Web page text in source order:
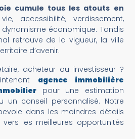
cumule tous les atouts en
accessibilité, verdissement,
économique. Tandis
retrouve de la vigueur, la ville
d’avenir.
acheteur ou investisseur ?
agence immobilière
pour une estimation
un conseil personnalisé. Notre
dans les moindres détails
les meilleures opportunités